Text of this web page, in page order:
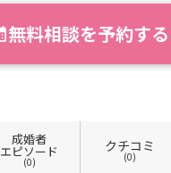
無料相談を予約する
成婚者
エピソード
(0)
クチコミ
(0)